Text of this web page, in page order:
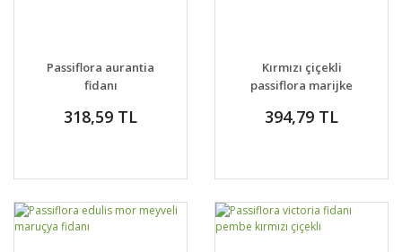
Passiflora aurantia
fidanı
318,59 TL
Kırmızı çiçekli
passiflora marijke
394,79 TL